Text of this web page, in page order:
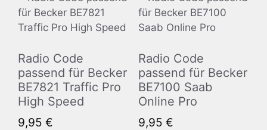
Radio Code
passend für Becker
BE7821 Traffic Pro
High Speed
9,95 €
Radio Code
passend für Becker
BE7100 Saab
Online Pro
9,95 €